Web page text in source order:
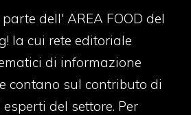
dell' AREA FOOD del
la cui rete editoriale
di informazione
contano sul contributo di
del settore. Per